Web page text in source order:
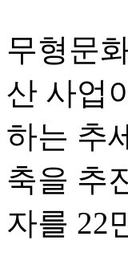
무형문
산 사업
하는 추
축을 추
자를 22